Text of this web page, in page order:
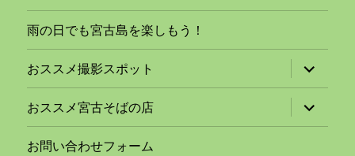
雨の日でも宮古島を楽しもう！
おススメ撮影スポット
ブ
メ
ニ
ュ
ー
おススメ宮古そばの店
ブ
メ
お問い合わせフォーム